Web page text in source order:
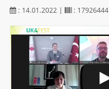
: 14.01.2022 | : 17926444